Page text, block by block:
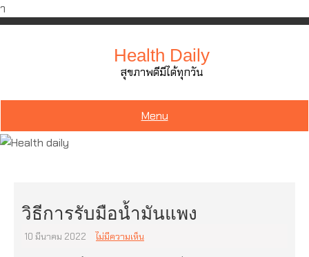
ำ
Skip
Health Daily
สุขภาพดีมีได้ทุกวัน
Menu
วิธีการรับมือน้ำมันแพง
10 มีนาคม 2022 ไม่มีความเห็น